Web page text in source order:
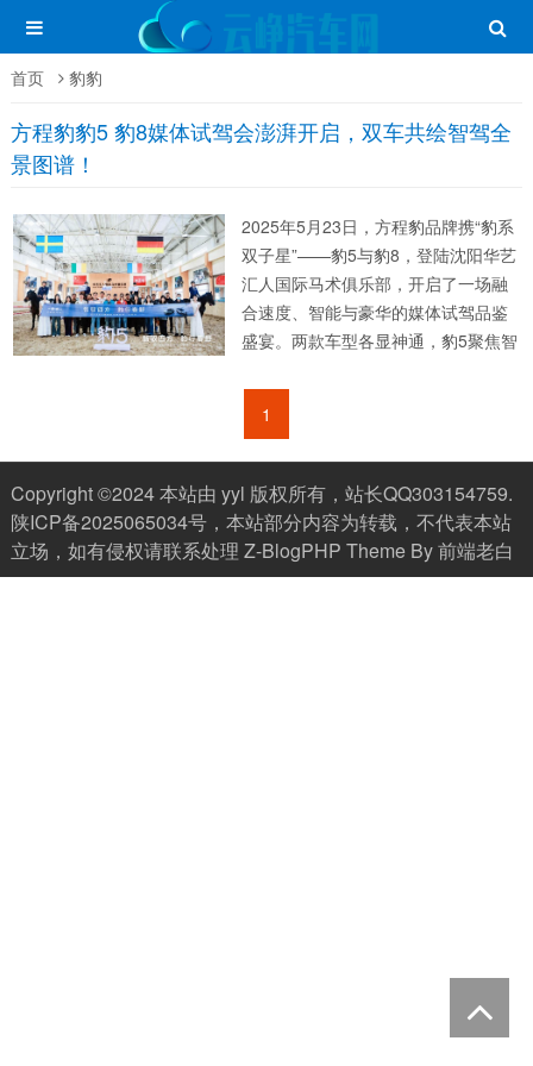
首页 豹豹
方程豹豹5 豹8媒体试驾会澎湃开启，双车共绘智驾全
景图谱！
2025年5月23日，方程豹品牌携“豹系
双子星”——豹5与豹8，登陆沈阳华艺
汇人国际马术俱乐部，开启了一场融
合速度、智能与豪华的媒体试驾品鉴
盛宴。两款车型各显神通，豹5聚焦智
破与全场景适应力。 智驾越野VS都
1
Copyright ©2024 本站由 yyl 版权所有，站长QQ303154759.
陕ICP备2025065034号，本站部分内容为转载，不代表本站
立场，如有侵权请联系处理 Z-BlogPHP Theme By前端老白